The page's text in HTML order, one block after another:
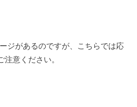
ジがあるのですが、こちらでは応
意ください。